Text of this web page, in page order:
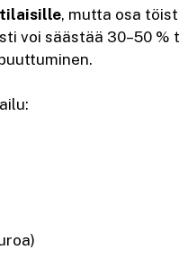
, mutta osa
voi säästää 30–50